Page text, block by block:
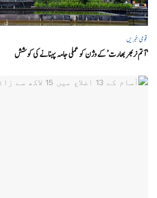
قومی خبریں
‘ آتم نربھر بھارت’ کے وژن کو عملی جامہ پہنانے کی کوشش